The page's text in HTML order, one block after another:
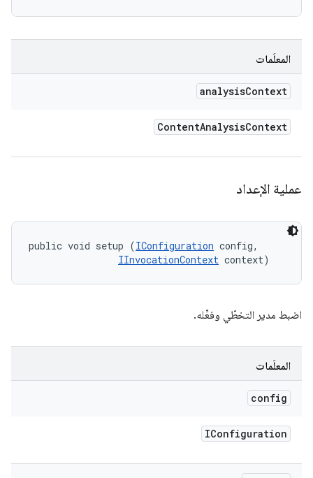
المعلَمات
analysisContext
ContentAnalysisContext
عملية الإعداد
public void setup (IConfiguration config,
IInvocationContext context)
اضبط مدير التخطّي وفعِّله.
المعلَمات
config
IConfiguration